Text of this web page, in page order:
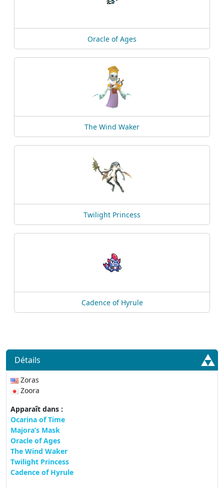
Oracle of Ages
The Wind Waker
Twilight Princess
Cadence of Hyrule
Détails
Zoras
Zoora
Apparaît dans :
Ocarina of Time
Majora’s Mask
Oracle of Ages
The Wind Waker
Twilight Princess
Cadence of Hyrule